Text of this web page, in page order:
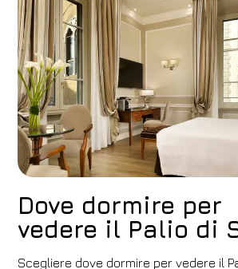
Dove dormire per
vedere il Palio di
Scegliere dove dormire per vedere il